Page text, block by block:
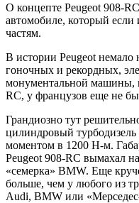
О концепте Peugeot 908-
автомобиле, который
частям.
В истории Peugeot немало
гоночных и рекордных,
монументальной машины,
RC, у французов еще не
Грандиозно тут
цилиндровый
моментом в 1200 Н-м.
Peugeot 908-RC вымахал
«семерка» BMW. Еще
больше, чем у любого из
Audi, BMW или